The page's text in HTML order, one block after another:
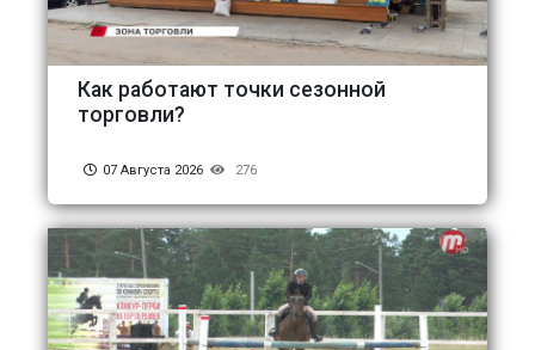
Как работают точки сезонной
торговли?
07 Августа 2026 276